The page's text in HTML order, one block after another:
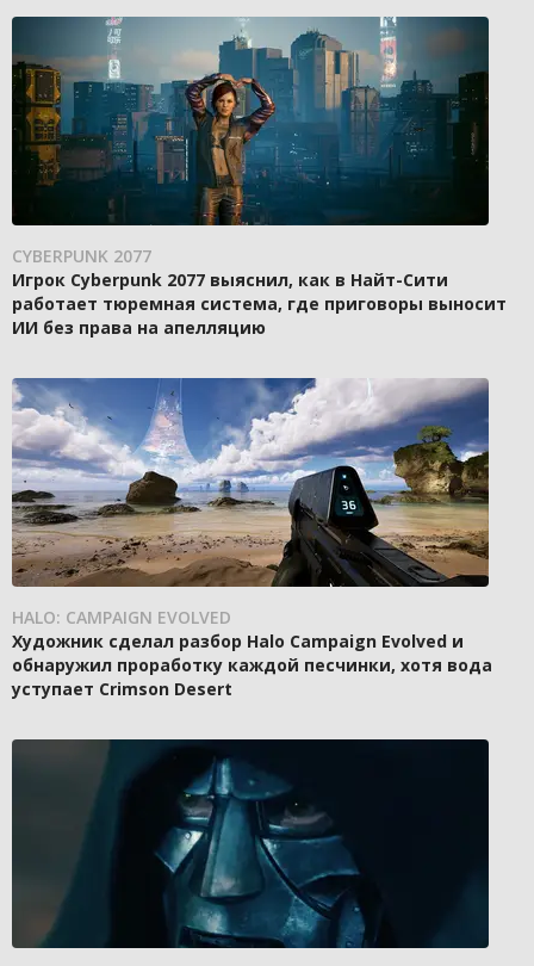
CYBERPUNK 2077
Игрок Cyberpunk 2077 выяснил, как в Найт-Сити
работает тюремная система, где приговоры выносит
ИИ без права на апелляцию
HALO: CAMPAIGN EVOLVED
Художник сделал разбор Halo Campaign Evolved и
обнаружил проработку каждой песчинки, хотя вода
уступает Crimson Desert